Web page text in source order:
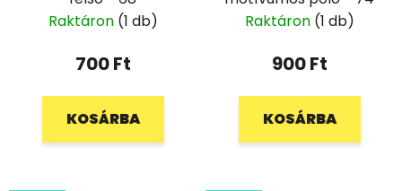
Raktáron (1 db)
700 Ft
KOSÁRBA
Raktáron (1 db)
900 Ft
KOSÁRBA